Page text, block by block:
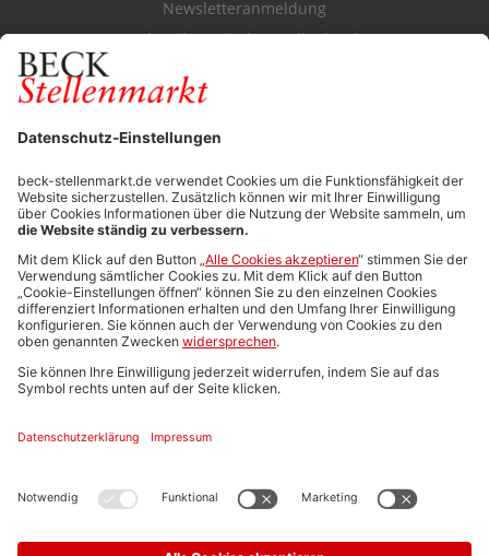
Newsletteranmeldung
Durchsuchen Sie den Stellenkatalog
FÜR ARBEITGEBER
Stellenmarktpreise
Anzeigen-AGB
Media-Daten
Newsletteranmeldung
Produktübersicht
ALLGEMEIN
FAQs
Impressum
Stellenangebote C.H.BECK